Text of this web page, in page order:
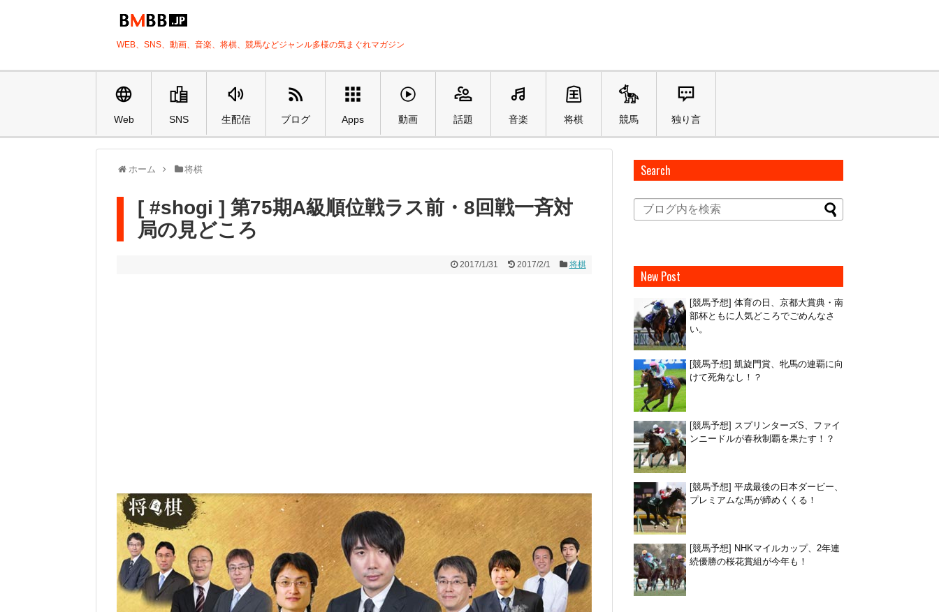
WEB、SNS、動画、音楽、将棋、競馬などジャンル多様の気まぐれマガジン
Web SNS 生配信 ブログ Apps 動画 話題 音楽 将棋 競馬 独り言
ホーム 将棋
[ #shogi ] 第75期A級順位戦ラス前・8回戦一斉対
局の見どころ
2017/1/31 2017/2/1 将棋
Search
New Post
[競馬予想] 体育の日、京都大賞典・南
部杯ともに人気どころでごめんなさ
い。
[競馬予想] 凱旋門賞、牝馬の連覇に向
けて死角なし！？
[競馬予想] スプリンターズS、ファイ
ンニードルが春秋制覇を果たす！？
[競馬予想] 平成最後の日本ダービー、
プレミアムな馬が締めくくる！
[競馬予想] NHKマイルカップ、2年連
続優勝の桜花賞組が今年も！